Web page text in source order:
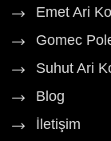
Emet Ari
Gomec
Suhut Ari
Blog
İletişim